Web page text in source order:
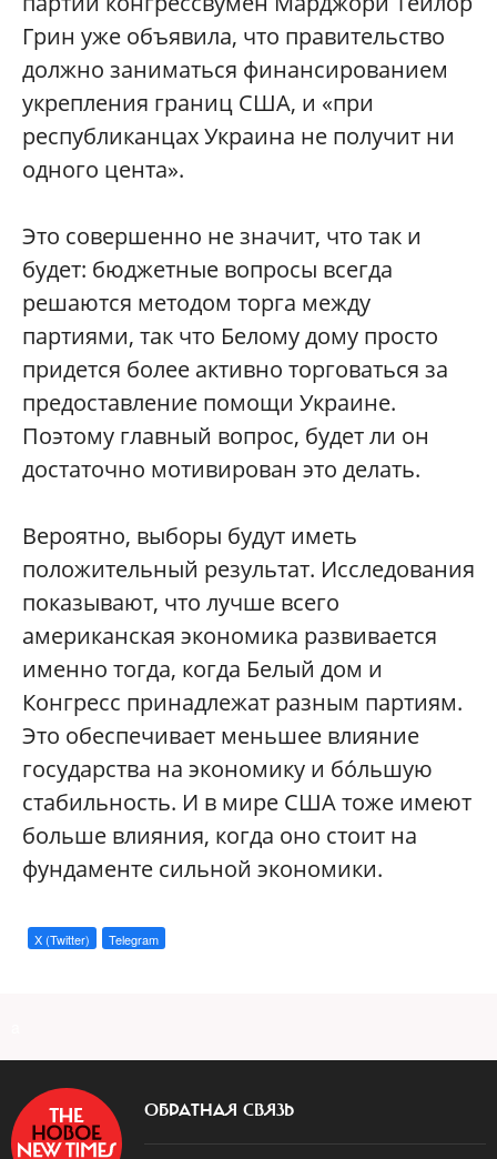
Грин уже объявила, что правительство
должно заниматься финансированием
укрепления границ США, и «при
республиканцах Украина не получит ни
одного цента».
Это совершенно не значит, что так и
будет: бюджетные вопросы всегда
решаются методом торга между
партиями, так что Белому дому просто
придется более активно торговаться за
предоставление помощи Украине.
Поэтому главный вопрос, будет ли он
достаточно мотивирован это делать.
Вероятно, выборы будут иметь
положительный результат. Исследования
показывают, что лучше всего
американская экономика развивается
именно тогда, когда Белый дом и
Конгресс принадлежат разным партиям.
Это обеспечивает меньшее влияние
государства на экономику и бо́льшую
стабильность. И в мире США тоже имеют
больше влияния, когда оно стоит на
фундаменте сильной экономики.
X (Twitter) Telegram
ОБРАТНАЯ СВЯЗЬ